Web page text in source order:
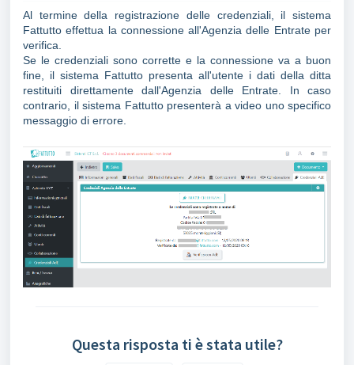
Al termine della registrazione delle credenziali, il sistema
Fattutto effettua la connessione all'Agenzia delle Entrate per
verifica.
Se le credenziali sono corrette e la connessione va a buon
fine, il sistema Fattutto presenta all'utente i dati della ditta
restituiti direttamente dall'Agenzia delle Entrate. In caso
contrario, il sistema Fattutto presenterà a video uno specifico
messaggio di errore.
Questa risposta ti è stata utile?